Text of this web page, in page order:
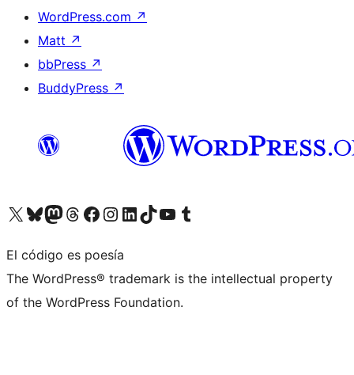
WordPress.com ↗
Matt ↗
bbPress ↗
BuddyPress ↗
Visita nuestra cuenta de X (anteriormente Twitter)
Visita nuestra cuenta de Bluesky
Visita nuestra cuenta de Mastodon
Visita nuestra cuenta de Threads
Visita nuestra página de Facebook
Visita nuestra cuenta de Instagram
Visita nuestra cuenta de LinkedIn
Visita nuestra cuenta de TikTok
Visita nuestro canal de YouTube
Visita nuestra cuenta de Tumblr
El código es poesía
The WordPress® trademark is the intellectual property
of the WordPress Foundation.